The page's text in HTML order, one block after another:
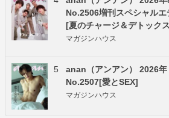
No.2506増刊スペシャルエ
[夏のチャージ＆デトック
マガジンハウス
5
anan（アンアン） 2026
No.2507[愛とSEX]
マガジンハウス